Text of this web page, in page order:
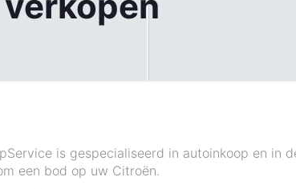
is gespecialiseerd in autoinkoop en in
een bod op uw Citroën.